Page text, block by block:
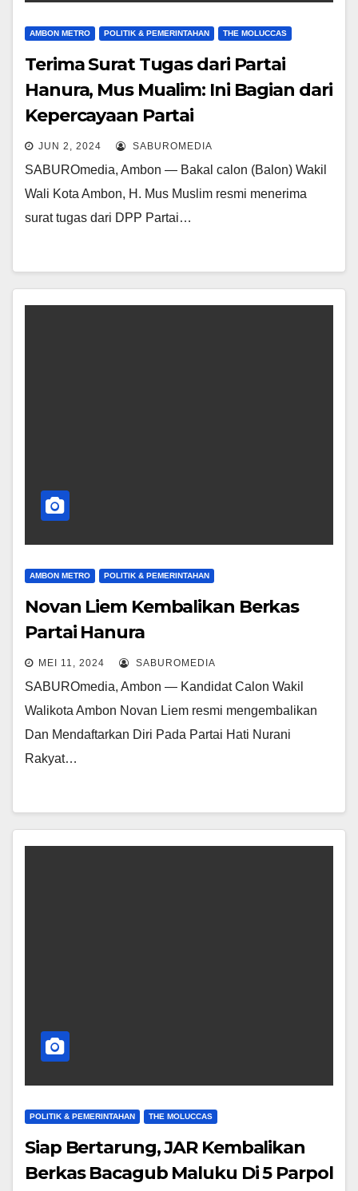
AMBON METRO POLITIK & PEMERINTAHAN THE MOLUCCAS
Terima Surat Tugas dari Partai
Hanura, Mus Mualim: Ini Bagian dari
Kepercayaan Partai
JUN 2, 2024 SABUROMEDIA
SABUROmedia, Ambon — Bakal calon (Balon) Wakil
Wali Kota Ambon, H. Mus Muslim resmi menerima
surat tugas dari DPP Partai…
AMBON METRO POLITIK & PEMERINTAHAN
Novan Liem Kembalikan Berkas
Partai Hanura
MEI 11, 2024 SABUROMEDIA
SABUROmedia, Ambon — Kandidat Calon Wakil
Walikota Ambon Novan Liem resmi mengembalikan
Dan Mendaftarkan Diri Pada Partai Hati Nurani
Rakyat…
POLITIK & PEMERINTAHAN THE MOLUCCAS
Siap Bertarung, JAR Kembalikan
Berkas Bacagub Maluku Di 5 Parpol